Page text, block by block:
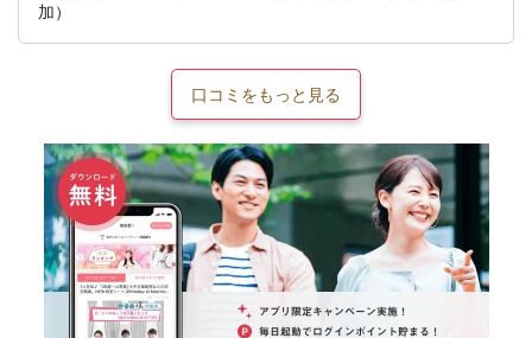
加）
口コミをもっと見る